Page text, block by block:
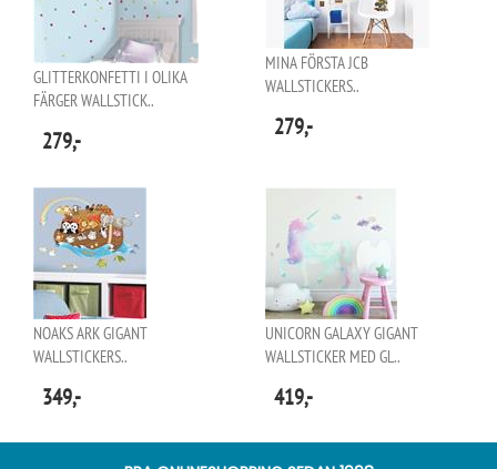
GLITTERKONFETTI I OLIKA
FÄRGER WALLSTICK..
279,-
MINA FÖRSTA JCB
WALLSTICKERS..
279,-
NOAKS ARK GIGANT
WALLSTICKERS..
349,-
UNICORN GALAXY GIGANT
WALLSTICKER MED GL..
419,-